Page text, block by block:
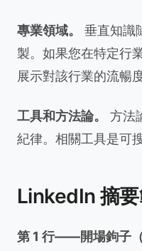
專業領域。
垂直知識
製。如果您在特定行
展示對該行業的流暢度
工具和方法論。
方法
紀律。相關工具是可
LinkedIn 摘
第 1 行——開場鉤子